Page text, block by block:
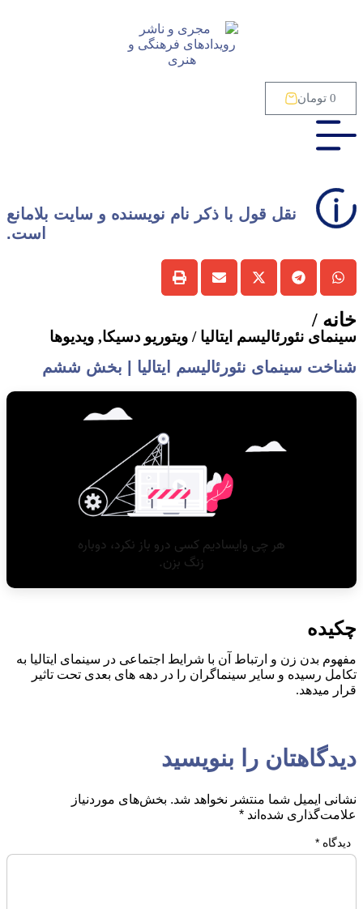
0 تومان
نقل قول با ذکر نام نویسنده و سایت بلامانع
است.
خانه /
سینمای نئورئالیسم ایتالیا / ویتوریو دسیکا, ویدیوها
شناخت سینمای نئورئالیسم ایتالیا | بخش ششم
چکیده
مفهوم بدن زن و ارتباط آن با شرایط اجتماعی در سینمای ایتالیا به
تکامل رسیده و سایر سینماگران را در دهه های بعدی تحت تاثیر
قرار میدهد.
دیدگاهتان را بنویسید
نشانی ایمیل شما منتشر نخواهد شد. بخش‌های موردنیاز
علامت‌گذاری شده‌اند *
دیدگاه *